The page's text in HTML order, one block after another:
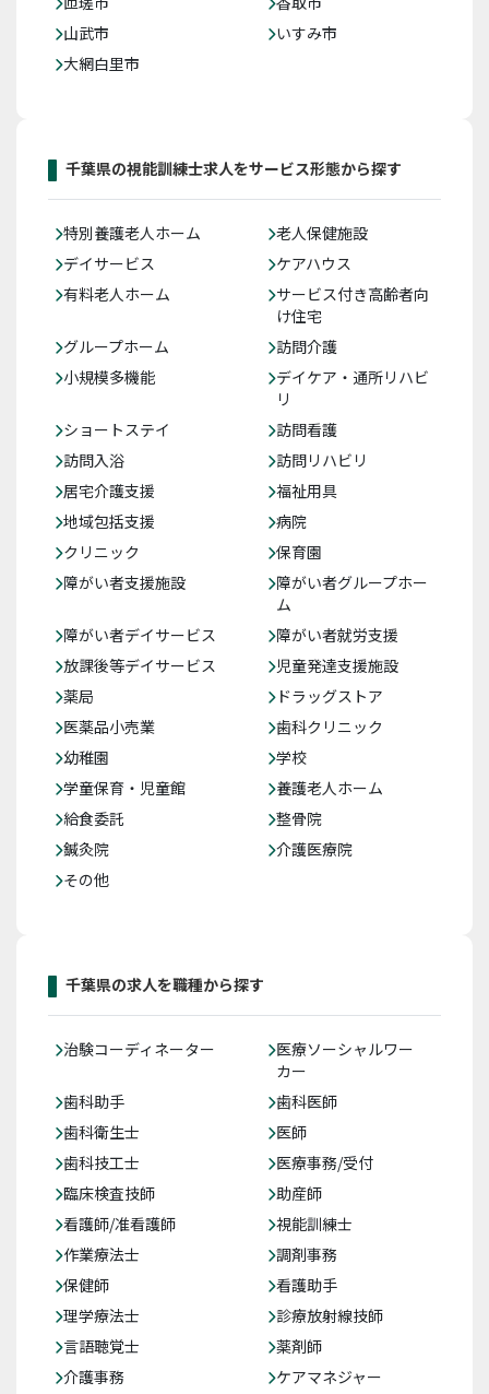
山武市
いすみ市
大網白里市
千葉県の視能訓練士求人をサービス形態から探す
特別養護老人ホーム
老人保健施設
デイサービス
ケアハウス
有料老人ホーム
サービス付き高齢者向
け住宅
グループホーム
訪問介護
小規模多機能
デイケア・通所リハビ
リ
ショートステイ
訪問看護
訪問入浴
訪問リハビリ
居宅介護支援
福祉用具
地域包括支援
病院
クリニック
保育園
障がい者支援施設
障がい者グループホー
ム
障がい者デイサービス
障がい者就労支援
放課後等デイサービス
児童発達支援施設
薬局
ドラッグストア
医薬品小売業
歯科クリニック
幼稚園
学校
学童保育・児童館
養護老人ホーム
給食委託
整骨院
鍼灸院
介護医療院
その他
千葉県の求人を職種から探す
治験コーディネーター
医療ソーシャルワー
カー
歯科助手
歯科医師
歯科衛生士
医師
歯科技工士
医療事務/受付
臨床検査技師
助産師
看護師/准看護師
視能訓練士
作業療法士
調剤事務
保健師
看護助手
理学療法士
診療放射線技師
言語聴覚士
薬剤師
介護事務
ケアマネジャー